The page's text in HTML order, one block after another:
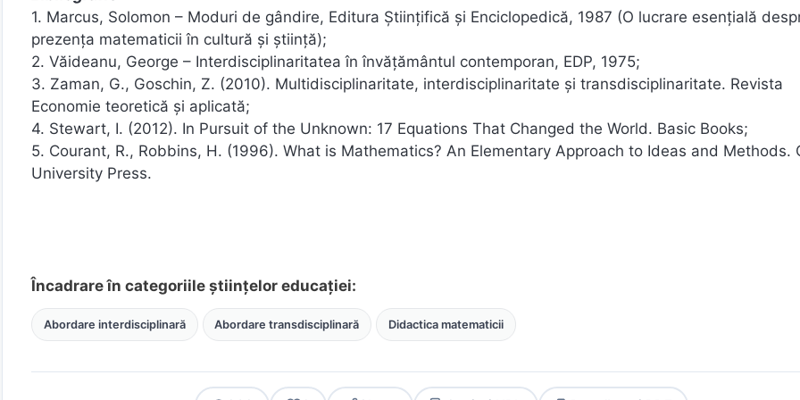
1. Marcus, Solomon – Moduri de gândire, Editura Științifică și Enciclopedică, 1987 (O lucrare esențială
prezența matematicii în cultură și știință);
2. Văideanu, George – Interdisciplinaritatea în învățământul contemporan, EDP, 1975;
3. Zaman, G., Goschin, Z. (2010). Multidisciplinaritate, interdisciplinaritate și transdisciplinaritate. Revista
Economie teoretică și aplicată;
4. Stewart, I. (2012). In Pursuit of the Unknown: 17 Equations That Changed the World. Basic Books;
5. Courant, R., Robbins, H. (1996). What is Mathematics? An Elementary Approach to Ideas and Methods.
University Press.
Încadrare în categoriile științelor educației:
Abordare interdisciplinară Abordare transdisciplinară Didactica matematicii